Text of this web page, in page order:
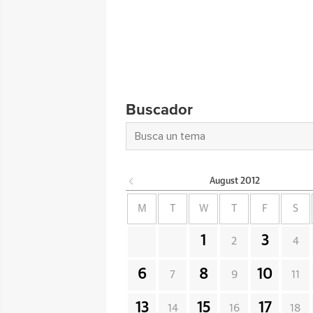
Buscador
August 2012
M W F S
1 2 3 4
6 7 8 9 10 11
13 14 15 16 17 18